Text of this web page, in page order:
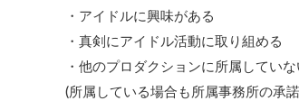
・アイドルに興味がある
・真剣にアイドル活動に取り組める
・他のプロダクションに所属していな
(所属している場合も所属事務所の承